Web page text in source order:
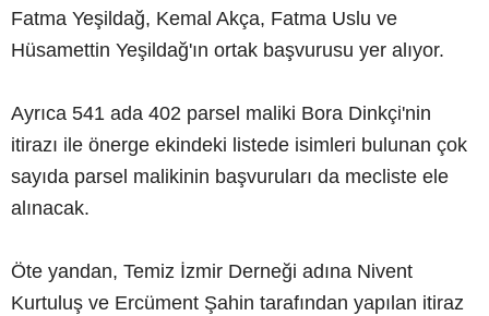
Fatma Yeşildağ, Kemal Akça, Fatma Uslu ve
Hüsamettin Yeşildağ'ın ortak başvurusu yer alıyor.
Ayrıca 541 ada 402 parsel maliki Bora Dinkçi'nin
itirazı ile önerge ekindeki listede isimleri bulunan çok
sayıda parsel malikinin başvuruları da mecliste ele
alınacak.
Öte yandan, Temiz İzmir Derneği adına Nivent
Kurtuluş ve Ercüment Şahin tarafından yapılan itiraz